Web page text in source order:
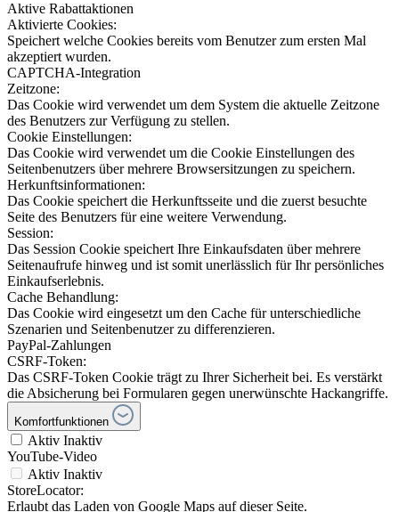
Aktive Rabattaktionen
Aktivierte Cookies:
Speichert welche Cookies bereits vom Benutzer zum ersten Mal
akzeptiert wurden.
CAPTCHA-Integration
Zeitzone:
Das Cookie wird verwendet um dem System die aktuelle Zeitzone
des Benutzers zur Verfügung zu stellen.
Cookie Einstellungen:
Das Cookie wird verwendet um die Cookie Einstellungen des
Seitenbenutzers über mehrere Browsersitzungen zu speichern.
Herkunftsinformationen:
Das Cookie speichert die Herkunftsseite und die zuerst besuchte
Seite des Benutzers für eine weitere Verwendung.
Session:
Das Session Cookie speichert Ihre Einkaufsdaten über mehrere
Seitenaufrufe hinweg und ist somit unerlässlich für Ihr persönliches
Einkaufserlebnis.
Cache Behandlung:
Das Cookie wird eingesetzt um den Cache für unterschiedliche
Szenarien und Seitenbenutzer zu differenzieren.
PayPal-Zahlungen
CSRF-Token:
Das CSRF-Token Cookie trägt zu Ihrer Sicherheit bei. Es verstärkt
die Absicherung bei Formularen gegen unerwünschte Hackangriffe.
Komfortfunktionen
Aktiv Inaktiv
YouTube-Video
Aktiv Inaktiv
StoreLocator:
Erlaubt das Laden von Google Maps auf dieser Seite.